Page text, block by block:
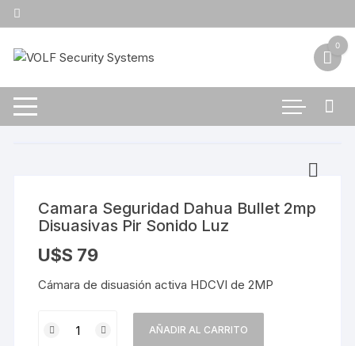
Saltar
al
contenido
0
Camara Seguridad Dahua Bullet 2mp
Disuasivas Pir Sonido Luz
U$S 79
Cámara de disuasión activa HDCVI de 2MP
Seguridad
AÑADIR AL CARRITO